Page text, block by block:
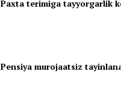
Paxta terimiga tayyorgarlik
Pensiya murojaatsiz